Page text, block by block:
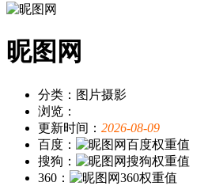
昵图网
分类：图片摄影
浏览：
更新时间： 2026-08-09
百度：
搜狗：
360：